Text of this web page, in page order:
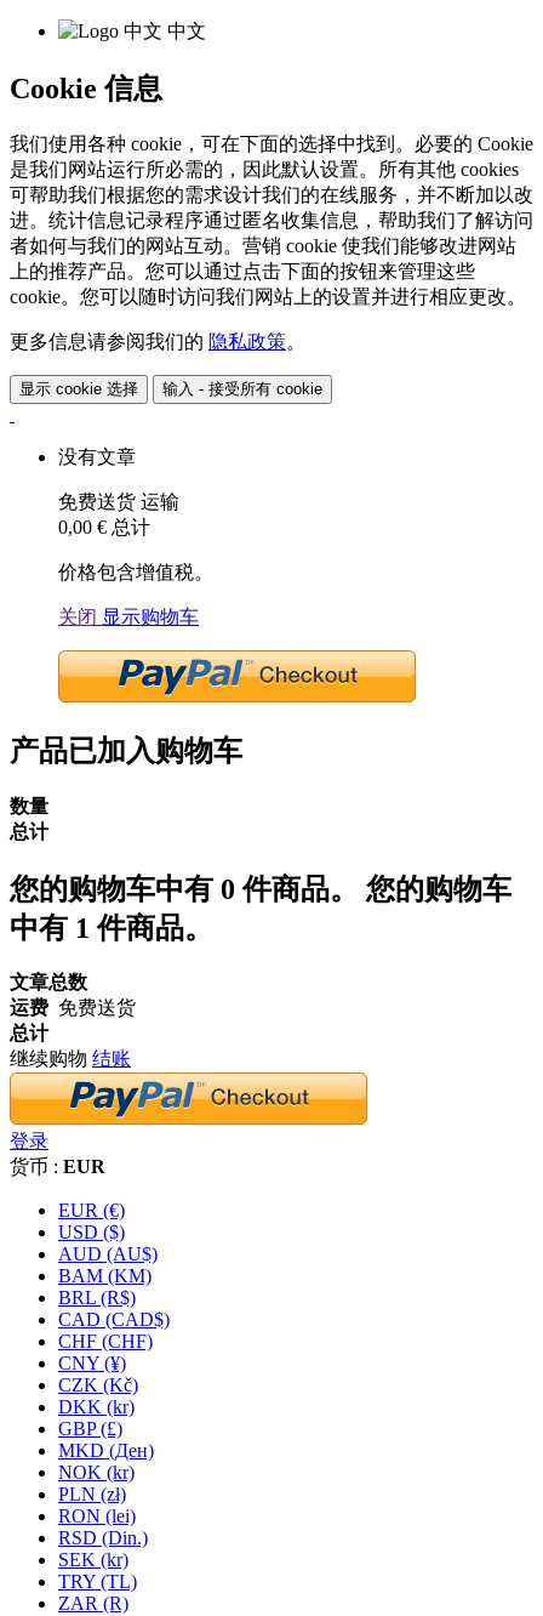
中文
Cookie 信息
我们使用各种 cookie，可在下面的选择中找到。必要的 Cookie
是我们网站运行所必需的，因此默认设置。所有其他 cookies
可帮助我们根据您的需求设计我们的在线服务，并不断加以改
进。统计信息记录程序通过匿名收集信息，帮助我们了解访问
者如何与我们的网站互动。营销 cookie 使我们能够改进网站
上的推荐产品。您可以通过点击下面的按钮来管理这些
cookie。您可以随时访问我们网站上的设置并进行相应更改。
更多信息请参阅我们的 隐私政策。
显示 cookie 选择 输入 - 接受所有 cookie
没有文章
免费送货 运输
0,00 € 总计
价格包含增值税。
关闭 显示购物车
产品已加入购物车
数量
总计
您的购物车中有 0 件商品。 您的购物车
中有 1 件商品。
文章总数
运费 免费送货
总计
继续购物 结账
登录
货币 : EUR
EUR (€)
USD ($)
AUD (AU$)
BAM (KM)
BRL (R$)
CAD (CAD$)
CHF (CHF)
CNY (¥)
CZK (Kč)
DKK (kr)
GBP (£)
MKD (Ден)
NOK (kr)
PLN (zł)
RON (lei)
RSD (Din.)
SEK (kr)
TRY (TL)
ZAR (R)